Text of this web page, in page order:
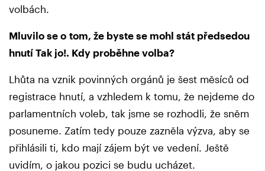
volbách.
Mluvilo se o tom, že byste se mohl stát předsedou
hnutí Tak jo!. Kdy proběhne volba?
Lhůta na vznik povinných orgánů je šest měsíců od
registrace hnutí, a vzhledem k tomu, že nejdeme do
parlamentních voleb, tak jsme se rozhodli, že sněm
posuneme. Zatím tedy pouze zazněla výzva, aby se
přihlásili ti, kdo mají zájem být ve vedení. Ještě
uvidím, o jakou pozici se budu ucházet.